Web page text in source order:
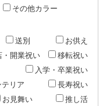
その他カラー
送別
お供え
・開業祝い
移転祝い
入学・卒業祝い
テリア
長寿祝い
お見舞い
推し活